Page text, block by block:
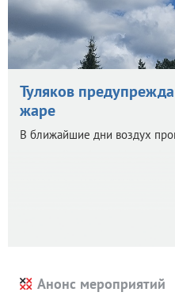
Туляков
жаре
В ближайшие дни воздух
Анонс мероприятий